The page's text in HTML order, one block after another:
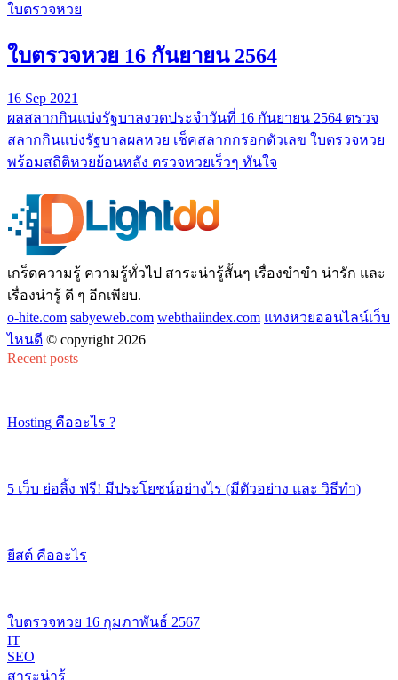
ใบตรวจหวย
ใบตรวจหวย 16 กันยายน 2564
16 Sep 2021
ผลสลากกินแบ่งรัฐบาลงวดประจำวันที่ 16 กันยายน 2564 ตรวจ
สลากกินแบ่งรัฐบาลผลหวย เช็คสลากกรอกตัวเลข ใบตรวจหวย
พร้อมสถิติหวยย้อนหลัง ตรวจหวยเร็วๆ ทันใจ
เกร็ดความรู้ ความรู้ทั่วไป สาระน่ารู้สั้นๆ เรื่องขำขำ น่ารัก และ
เรื่องน่ารู้ ดี ๆ อีกเพียบ.
o-hite.com sabyeweb.com webthaiindex.com แทงหวยออนไลน์เว็บ
ไหนดี © copyright 2026
Recent posts
Hosting คืออะไร ?
5 เว็บ ย่อลิ้ง ฟรี! มีประโยชน์อย่างไร (มีตัวอย่าง และ วิธีทำ)
ยีสต์ คืออะไร
ใบตรวจหวย 16 กุมภาพันธ์ 2567
IT
SEO
สาระน่ารู้